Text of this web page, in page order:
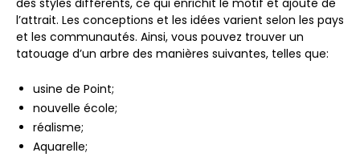
des styles différents, ce qui enrichit le motif et ajoute de
l’attrait. Les conceptions et les idées varient selon les pays
et les communautés. Ainsi, vous pouvez trouver un
tatouage d’un arbre des manières suivantes, telles que:
usine de Point;
nouvelle école;
réalisme;
Aquarelle;